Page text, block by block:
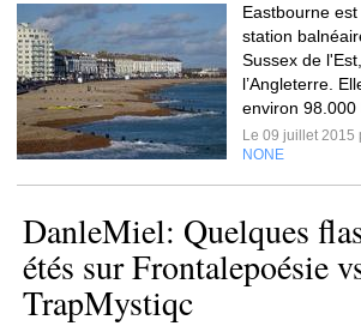
Eastbourne
station
Sussex de
l’Angleterre.
environ 98.000
Le 09 juillet 2015
NONE
DanleMiel: Quelques
étés sur Frontalepoésie
TrapMystiqc